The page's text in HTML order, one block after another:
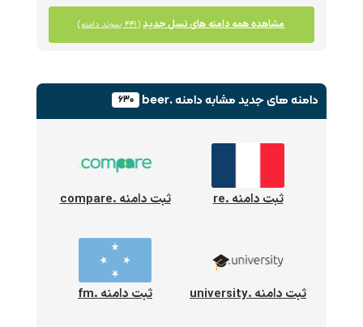
مشاهده همه دامنه های نسل جدید (۴۴۱ پسوند دامنه)
دامنه های جدیدمشابه دامنه .beer ۶۳۰
ثبت دامنه .re ثبت دامنه .compare
ثبت دامنه .university ثبت دامنه .fm